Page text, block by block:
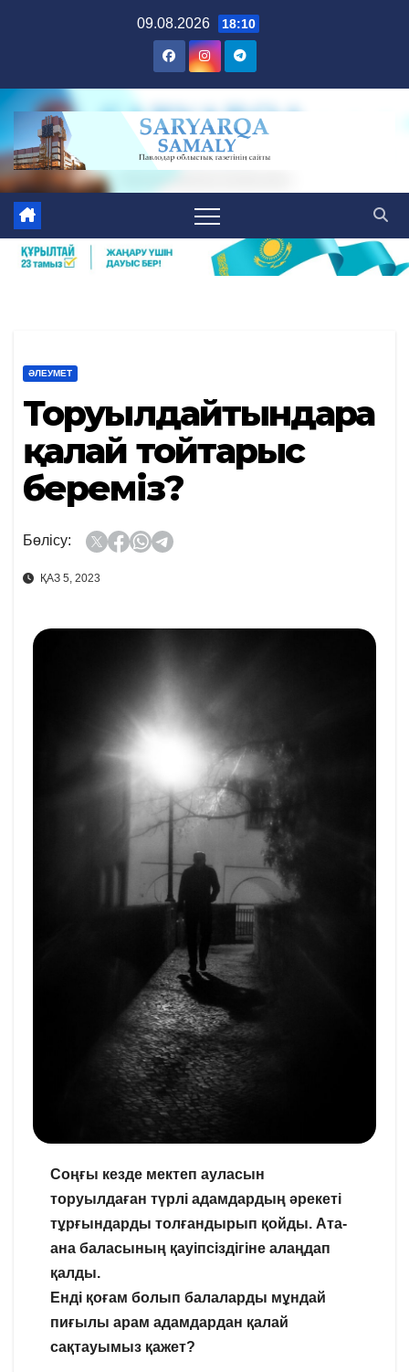
09.08.2026 18:10
ӘЛЕУМЕТ
Торуылдайтындарға
қалай тойтарыс
береміз?
Бөлісу:
ҚАЗ 5, 2023
Соңғы кезде мектеп ауласын
торуылдаған түрлі адамдардың әрекеті
тұрғындарды толғандырып қойды. Ата-
ана баласының қауіпсіздігіне алаңдап
қалды.
Енді қоғам болып балаларды мұндай
пиғылы арам адамдардан қалай
сақтауымыз қажет?